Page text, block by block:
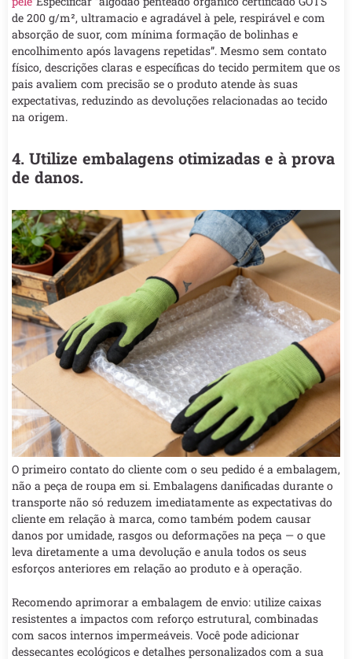
de 200 g/m², ultramacio e agradável à pele, respirável e com
absorção de suor, com mínima formação de bolinhas e
encolhimento após lavagens repetidas”. Mesmo sem contato
físico, descrições claras e específicas do tecido permitem que os
pais avaliem com precisão se o produto atende às suas
expectativas, reduzindo as devoluções relacionadas ao tecido
na origem.
4. Utilize embalagens otimizadas e à prova
de danos.
O primeiro contato do cliente com o seu pedido é a embalagem,
não a peça de roupa em si. Embalagens danificadas durante o
transporte não só reduzem imediatamente as expectativas do
cliente em relação à marca, como também podem causar
danos por umidade, rasgos ou deformações na peça — o que
leva diretamente a uma devolução e anula todos os seus
esforços anteriores em relação ao produto e à operação.
Recomendo aprimorar a embalagem de envio: utilize caixas
resistentes a impactos com reforço estrutural, combinadas
com sacos internos impermeáveis. Você pode adicionar
dessecantes ecológicos e detalhes personalizados com a sua